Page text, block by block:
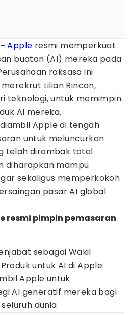
Apple resmi memperkuat
buatan (AI) mereka pada
raksasa ini
Lilian Rincon,
teknologi, untuk memimpin
AI mereka.
Apple di tengah
untuk meluncurkan
telah dirombak total.
diharapkan mampu
sekaligus memperkokoh
pasar AI global
resmi pimpin pemasaran
sebagai Wakil
untuk AI di Apple.
Apple untuk
AI generatif mereka bagi
dunia.